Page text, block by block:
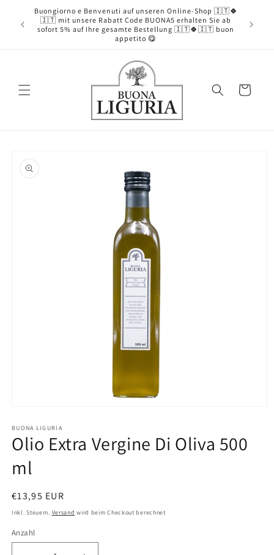
zum
Inhalt
Buongiorno e Benvenuti auf unseren Online-Shop 🇮🇹🍀
🇮🇹 mit unsere Rabatt Code BUONA5 erhalten Sie ab
sofort 5% auf Ihre gesamte Bestellung 🇮🇹🍀🇮🇹 buon
appetito 😋
Warenkorb
in
Modal
öffnen
BUONA LIGURIA
Olio Extra Vergine Di Oliva 500
ml
Normaler
Preis
€13,95 EUR
Inkl. Steuern. Versand wird beim Checkout berechnet
Anzahl